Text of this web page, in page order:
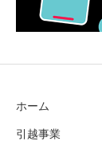
ホーム
引越事業